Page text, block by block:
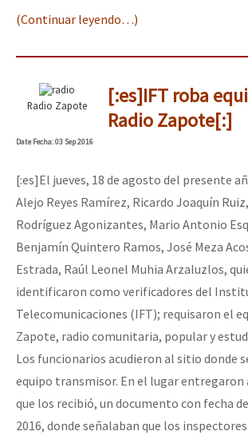
(Continuar leyendo…)
Radio Zapote
[:es]IFT roba
Radio Zapote[:]
DateFecha: 03 Sep 2016
[:es]El jueves, 18 de agosto del presente
Alejo Reyes Ramírez, Ricardo Joaquín
Rodríguez Agonizantes, Mario Antonio
Benjamín Quintero Ramos, José Meza
Estrada, Raúl Leonel Muhia Arzaluzlos,
identificaron como verificadores del
Telecomunicaciones (IFT); requisaron el
Zapote, radio comunitaria, popular y
Los funcionarios acudieron al sitio donde
equipo transmisor. En el lugar entregaron
que los recibió, un documento con fecha
2016, donde señalaban que los